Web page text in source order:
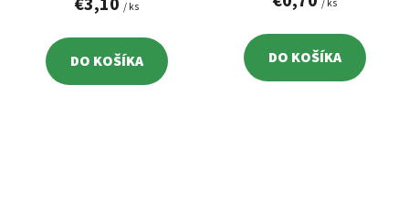
/ ks
DO KOŠÍKA DO KOŠÍKA